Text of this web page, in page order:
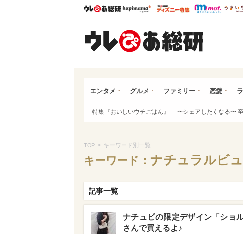
ウレぴあ総研ハピママ* ウレぴあ総研
エンタメ グルメ ファミリー 恋愛
特集『おいしいウチごはん』 〜シェアしたくなる〜
TOP > キーワード別一覧
キーワード： ナチュラルビ
記事一覧
ナチュビの限定デザイン「ショ
さんで買えるよ♪